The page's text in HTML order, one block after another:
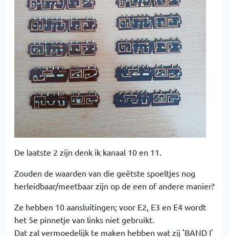
De laatste 2 zijn denk ik kanaal 10 en 11.
Zouden de waarden van die geëtste spoeltjes nog
herleidbaar/meetbaar zijn op de een of andere manier?
Ze hebben 10 aansluitingen; voor E2, E3 en E4 wordt
het 5e pinnetje van links niet gebruikt.
Dat zal vermoedelijk te maken hebben wat zij 'BAND I'